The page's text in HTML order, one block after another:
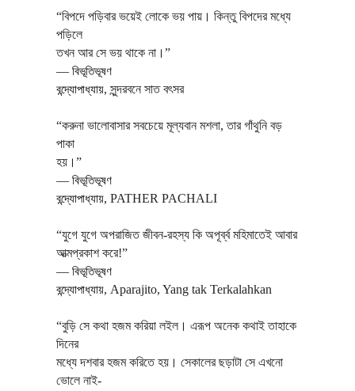
“বিপদে পড়িবার ভয়েই লোকে ভয় পায়। কিন্তু বিপদের মধ্যে
পড়িলে
তখন আর সে ভয় থাকে না।”
― বিভূতিভূষণ
বন্দ্যোপাধ্যায়, সুন্দরবনে সাত বৎসর
“করুনা ভালোবাসার সবচেয়ে মূল্যবান মশলা, তার গাঁথুনি বড়
পাকা
হয়।”
― বিভূতিভূষণ
বন্দ্যোপাধ্যায়, PATHER PACHALI
“যুগে যুগে অপরাজিত জীবন-রহস্য কি অপূর্ব্ব মহিমাতেই আবার
আত্মপ্রকাশ করে!”
― বিভূতিভূষণ
বন্দ্যোপাধ্যায়, Aparajito, Yang tak Terkalahkan
“বুড়ি সে কথা হজম করিয়া লইল। এরূপ অনেক কথাই তাহাকে
দিনের
মধ্যে দশবার হজম করিতে হয়। সেকালের ছড়াটা সে এখনো
ভোলে নাই-